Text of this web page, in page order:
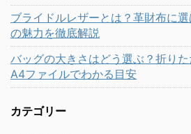
ブライドルレザーとは？革財布に
の魅力を徹底解説
バッグの大きさはどう選ぶ？折りた
A4ファイルでわかる目安
カテゴリー